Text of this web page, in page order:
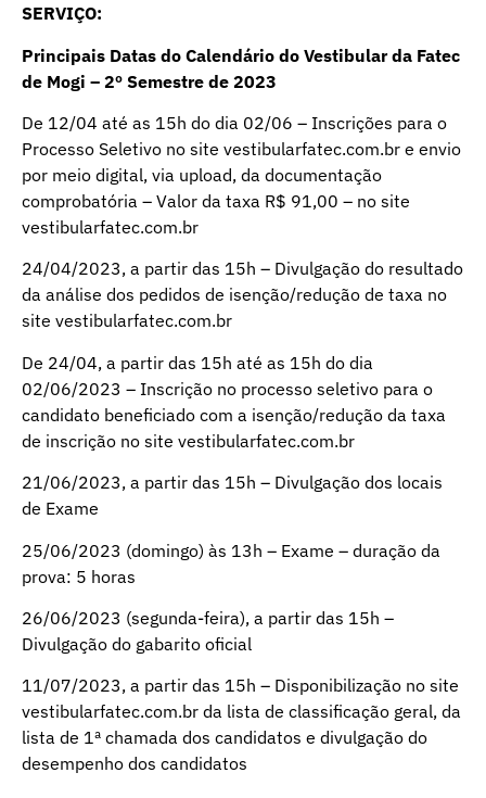
SERVIÇO:
Principais Datas do Calendário do Vestibular da Fatec
de Mogi – 2º Semestre de 2023
De 12/04 até as 15h do dia 02/06 – Inscrições para o
Processo Seletivo no site vestibularfatec.com.br e envio
por meio digital, via upload, da documentação
comprobatória – Valor da taxa R$ 91,00 – no site
vestibularfatec.com.br
24/04/2023, a partir das 15h – Divulgação do resultado
da análise dos pedidos de isenção/redução de taxa no
site vestibularfatec.com.br
De 24/04, a partir das 15h até as 15h do dia
02/06/2023 – Inscrição no processo seletivo para o
candidato beneficiado com a isenção/redução da taxa
de inscrição no site vestibularfatec.com.br
21/06/2023, a partir das 15h – Divulgação dos locais
de Exame
25/06/2023 (domingo) às 13h – Exame – duração da
prova: 5 horas
26/06/2023 (segunda-feira), a partir das 15h –
Divulgação do gabarito oficial
11/07/2023, a partir das 15h – Disponibilização no site
vestibularfatec.com.br da lista de classificação geral, da
lista de 1ª chamada dos candidatos e divulgação do
desempenho dos candidatos